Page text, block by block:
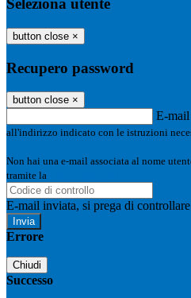
Seleziona utente
button close ×
Recupero password
button close ×
E-mail
all'indirizzo indicato con le istruzioni
Non hai una e-mail associata al nome
tramite la
E-mail inviata, si prega di
Errore
Chiudi
Successo